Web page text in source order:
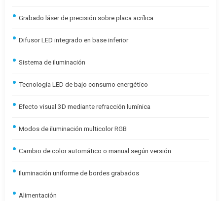
Grabado láser de precisión sobre placa acrílica
Difusor LED integrado en base inferior
Sistema de iluminación
Tecnología LED de bajo consumo energético
Efecto visual 3D mediante refracción lumínica
Modos de iluminación multicolor RGB
Cambio de color automático o manual según versión
Iluminación uniforme de bordes grabados
Alimentación